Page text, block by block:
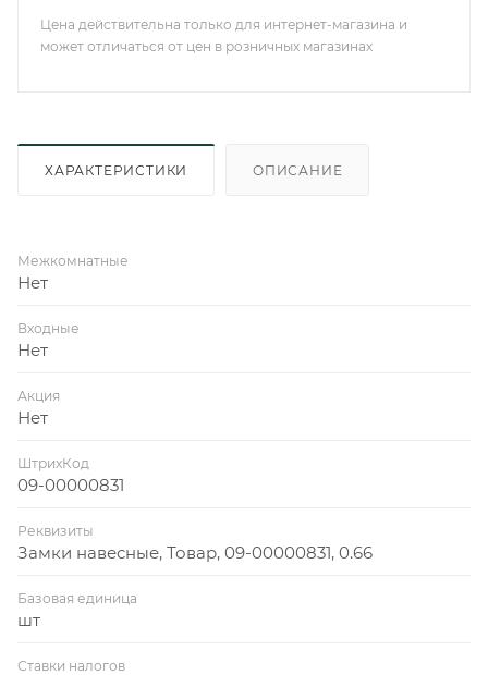
Цена действительна только для интернет-магазина и
может отличаться от цен в розничных магазинах
ХАРАКТЕРИСТИКИ ОПИСАНИЕ
Межкомнатные
Нет
Входные
Нет
Акция
Нет
ШтрихКод
09-00000831
Реквизиты
Замки навесные, Товар, 09-00000831, 0.66
Базовая единица
шт
Ставки налогов